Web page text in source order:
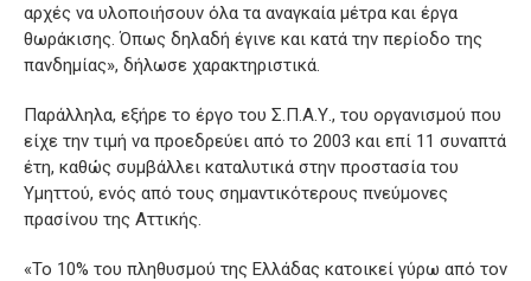
αρχές να υλοποιήσουν όλα τα αναγκαία μέτρα και έργα
θωράκισης. Όπως δηλαδή έγινε και κατά την περίοδο της
πανδημίας», δήλωσε χαρακτηριστικά.
Παράλληλα, εξήρε το έργο του Σ.Π.Α.Υ., του οργανισμού που
είχε την τιμή να προεδρεύει από το 2003 και επί 11 συναπτά
έτη, καθώς συμβάλλει καταλυτικά στην προστασία του
Υμηττού, ενός από τους σημαντικότερους πνεύμονες
πρασίνου της Αττικής.
«Το 10% του πληθυσμού της Ελλάδας κατοικεί γύρω από τον